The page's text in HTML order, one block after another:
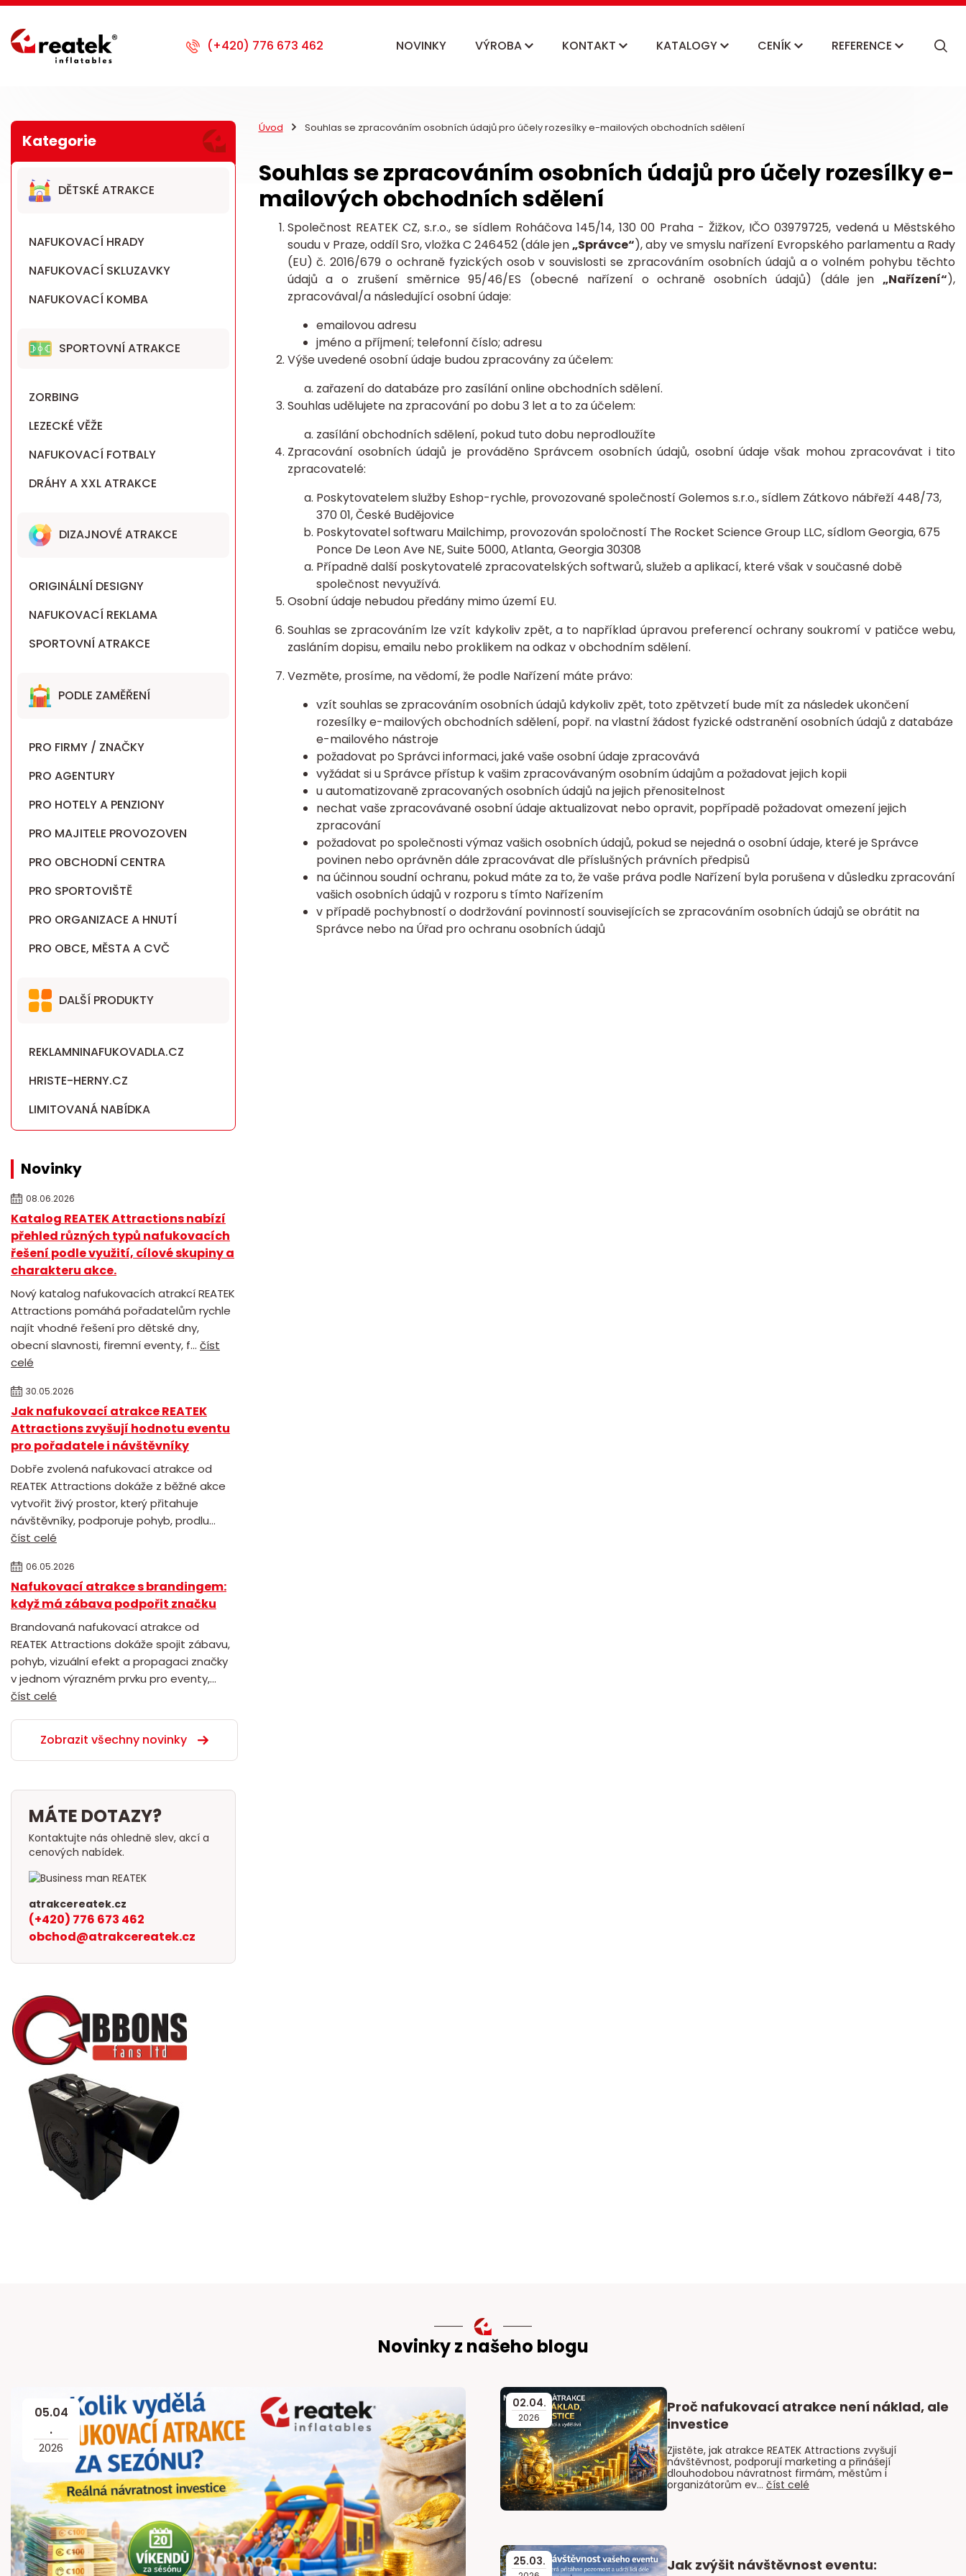
NOVINKY VÝROBA KONTAKT KATALOGY CENÍK REFERENCE
DĚTSKÉ ATRAKCE
NAFUKOVACÍ HRADY
NAFUKOVACÍ SKLUZAVKY
NAFUKOVACÍ KOMBA
SPORTOVNÍ ATRAKCE
ZORBING
LEZECKÉ VĚŽE
NAFUKOVACÍ FOTBALY
DRÁHY A XXL ATRAKCE
DIZAJNOVÉ ATRAKCE
ORIGINÁLNÍ DESIGNY
NAFUKOVACÍ REKLAMA
SPORTOVNÍ ATRAKCE
PODLE ZAMĚŘENÍ
PRO FIRMY / ZNAČKY
PRO AGENTURY
PRO HOTELY A PENZIONY
PRO MAJITELE PROVOZOVEN
PRO OBCHODNÍ CENTRA
PRO SPORTOVIŠTĚ
PRO ORGANIZACE A HNUTÍ
PRO OBCE, MĚSTA A CVČ
DALŠÍ PRODUKTY
REKLAMNINAFUKOVADLA.CZ
HRISTE-HERNY.CZ
LIMITOVANÁ NABÍDKA
Novinky
08.06.2026
Katalog REATEK Attractions nabízí
přehled různých typů nafukovacích
řešení podle využití, cílové skupiny a
charakteru akce.
Nový katalog nafukovacích atrakcí REATEK
Attractions pomáhá pořadatelům rychle
najít vhodné řešení pro dětské dny,
obecní slavnosti, firemní eventy, f... číst
celé
30.05.2026
Jak nafukovací atrakce REATEK
Attractions zvyšují hodnotu eventu
pro pořadatele i návštěvníky
Dobře zvolená nafukovací atrakce od
REATEK Attractions dokáže z běžné akce
vytvořit živý prostor, který přitahuje
návštěvníky, podporuje pohyb, prodlu...
číst celé
06.05.2026
Nafukovací atrakce s brandingem:
když má zábava podpořit značku
Brandovaná nafukovací atrakce od
REATEK Attractions dokáže spojit zábavu,
pohyb, vizuální efekt a propagaci značky
v jednom výrazném prvku pro eventy,...
číst celé
Zobrazit všechny novinky
MÁTE DOTAZY?
Kontaktujte nás ohledně slev, akcí a
cenových nabídek.
atrakcereatek.cz
(+420) 776 673 462
obchod@atrakcereatek.cz
Úvod Souhlas se zpracováním osobních údajů pro účely rozesílky e-mailových obchodních sdělení
Souhlas se zpracováním osobních údajů pro účely rozesílky e-
mailových obchodních sdělení
Společnost REATEK CZ, s.r.o., se sídlem Roháčova 145/14, 130 00 Praha - Žižkov, IČO 03979725, vedená u Městského
soudu v Praze, oddíl Sro, vložka C 246452(dále jen„Správce“), aby ve smyslu nařízení Evropského parlamentu a Rady
(EU) č. 2016/679 o ochraně fyzických osob v souvislosti se zpracováním osobních údajů a o volném pohybu těchto
údajů a o zrušení směrnice 95/46/ES (obecné nařízení o ochraně osobních údajů) (dále jen „Nařízení“),
zpracovával/a následující osobní údaje:
emailovou adresu
jméno a příjmení; telefonní číslo; adresu
Výše uvedené osobní údaje budou zpracovány za účelem:
zařazení do databáze pro zasílání online obchodních sdělení.
Souhlas udělujete na zpracování po dobu3 let a to za účelem:
zasílání obchodních sdělení, pokud tuto dobu neprodloužíte
Zpracování osobních údajů je prováděno Správcem osobních údajů, osobní údaje však mohou zpracovávat i tito
zpracovatelé:
Poskytovatelem služby Eshop-rychle, provozované společností Golemos s.r.o., sídlem Zátkovo nábřeží 448/73,
370 01, České Budějovice
Poskytovatel softwaru Mailchimp, provozován spoločností The Rocket Science Group LLC, sídlom Georgia, 675
Ponce De Leon Ave NE, Suite 5000, Atlanta, Georgia 30308
Případně další poskytovatelé zpracovatelských softwarů, služeb a aplikací, které však v současné době
společnost nevyužívá.
Osobní údaje nebudou předány mimo území EU.
Souhlas se zpracováním lze vzít kdykoliv zpět, a to například úpravou preferencí ochrany soukromí v patičce webu,
zasláním dopisu, emailu nebo proklikem na odkaz v obchodním sdělení.
Vezměte, prosíme, na vědomí, že podle Nařízení máte právo:
vzít souhlas se zpracováním osobních údajů kdykoliv zpět, toto zpětvzetí bude mít za následekukončení
rozesílky e-mailových obchodních sdělení, popř. na vlastní žádost fyzické odstranění osobních údajů z databáze
e-mailového nástroje
požadovat po Správci informaci, jaké vaše osobní údaje zpracovává
vyžádat si u Správce přístup k vašim zpracovávaným osobním údajům a požadovat jejich kopii
u automatizovaně zpracovaných osobních údajů na jejich přenositelnost
nechat vaše zpracovávané osobní údaje aktualizovat nebo opravit, popřípadě požadovat omezení jejich
zpracování
požadovat po společnosti výmaz vašich osobních údajů, pokud se nejedná o osobní údaje, které je Správce
povinen nebo oprávněn dále zpracovávat dle příslušných právních předpisů
na účinnou soudní ochranu, pokud máte za to, že vaše práva podle Nařízení byla porušena v důsledku zpracování
vašich osobních údajů v rozporu s tímto Nařízením
v případě pochybností o dodržování povinností souvisejících se zpracováním osobních údajů se obrátit na
Správce nebo na Úřad pro ochranu osobních údajů
Novinky z našeho blogu
05.04
.
2026
02.04.
2026
Proč nafukovací atrakce není náklad, ale
investice
Zjistěte, jak atrakce REATEK Attractions zvyšují
návštěvnost, podporují marketing a přinášejí
dlouhodobou návratnost firmám, městům i
organizátorům ev... číst celé
25.03.
Jak zvýšit návštěvnost eventu: